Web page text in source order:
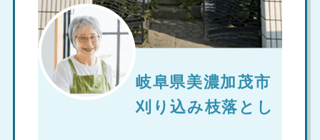
岐阜県美濃加茂市
刈り込み枝落とし